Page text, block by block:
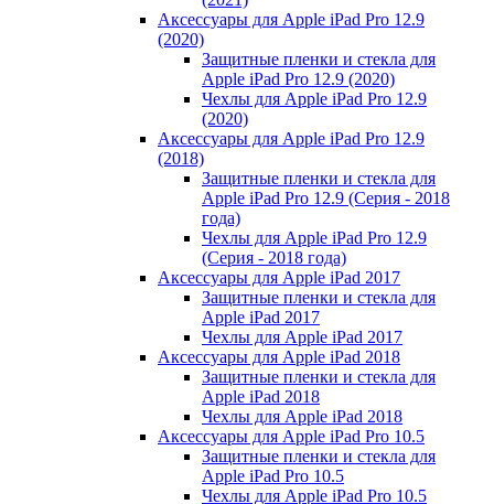
Аксессуары для Apple iPad Pro 12.9
(2020)
Защитные пленки и стекла для
Apple iPad Pro 12.9 (2020)
Чехлы для Apple iPad Pro 12.9
(2020)
Аксессуары для Apple iPad Pro 12.9
(2018)
Защитные пленки и стекла для
Apple iPad Pro 12.9 (Серия - 2018
года)
Чехлы для Apple iPad Pro 12.9
(Серия - 2018 года)
Аксессуары для Apple iPad 2017
Защитные пленки и стекла для
Apple iPad 2017
Чехлы для Apple iPad 2017
Аксессуары для Apple iPad 2018
Защитные пленки и стекла для
Apple iPad 2018
Чехлы для Apple iPad 2018
Аксессуары для Apple iPad Pro 10.5
Защитные пленки и стекла для
Apple iPad Pro 10.5
Чехлы для Apple iPad Pro 10.5